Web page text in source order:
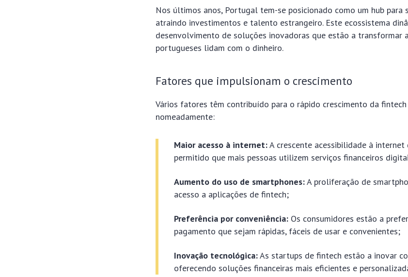
Nos últimos anos, Portugal tem-se posicionado como um hub para
atraindo investimentos e talento estrangeiro. Este ecossistema
desenvolvimento de soluções inovadoras que estão a transformar
portugueses lidam com o dinheiro.
Fatores que impulsionam o crescimento
Vários fatores têm contribuído para o rápido crescimento da
nomeadamente:
Maior acesso à internet:A crescente acessibilidade à
permitido que mais pessoas utilizem serviços financeiros
Aumento do uso de smartphones:A proliferação de
acesso a aplicações de fintech;
Preferência por conveniência: Os consumidores estão a
pagamento que sejam rápidas, fáceis de usar e convenientes;
Inovação tecnológica:As startups de fintech estão a inovar
oferecendo soluções financeiras mais eficientes e